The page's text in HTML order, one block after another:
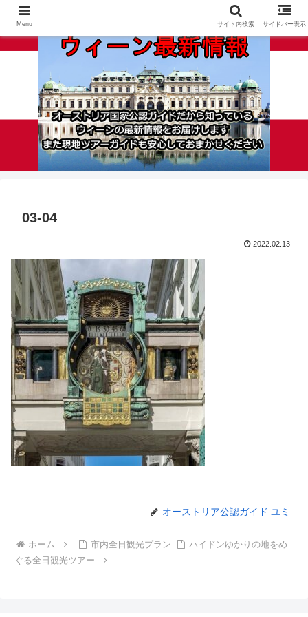
03-04
2022.02.13
オーストリア公認ガイド ユミ
ホーム 市内全日観光プラン
ハイドンゆかりの地をめ
ぐる全日観光ツアー
Menu サイト内検索 サイドバー表示